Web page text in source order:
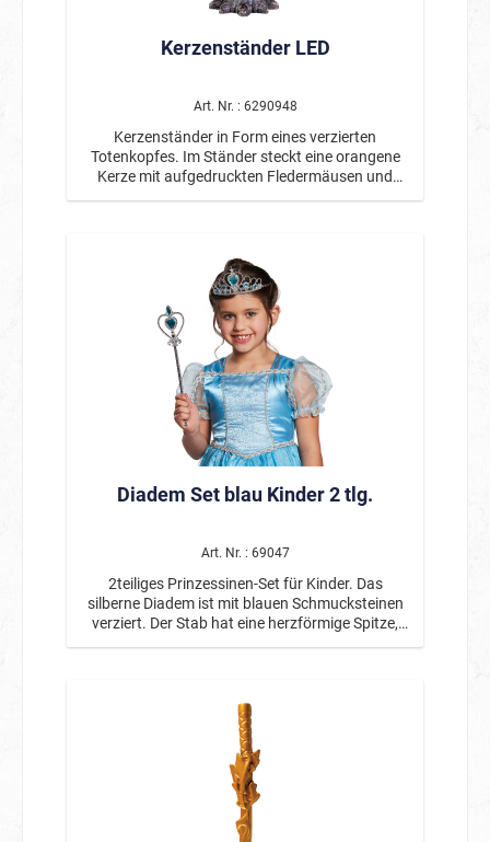
Kerzenständer LED
Art. Nr. : 6290948
Kerzenständer in Form eines verzierten
Totenkopfes. Im Ständer steckt eine orangene
Kerze mit aufgedruckten Fledermäusen und
einer künstlichen Flamme, die von einem LED-
Diadem Set blau Kinder 2 tlg.
Art. Nr. : 69047
2teiliges Prinzessinen-Set für Kinder. Das
silberne Diadem ist mit blauen Schmucksteinen
verziert. Der Stab hat eine herzförmige Spitze,